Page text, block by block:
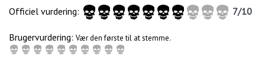
Officiel vurdering:
7/10
Brugervurdering: Vær den første til at stemme.